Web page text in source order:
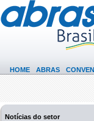
HOME ABRAS
Notícias do setor